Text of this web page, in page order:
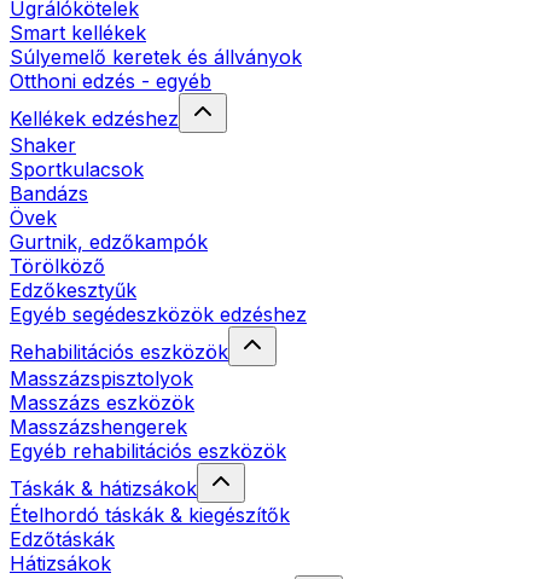
Ugrálókötelek
Smart kellékek
Súlyemelő keretek és állványok
Otthoni edzés - egyéb
Kellékek edzéshez
Shaker
Sportkulacsok
Bandázs
Övek
Gurtnik, edzőkampók
Törölköző
Edzőkesztyűk
Egyéb segédeszközök edzéshez
Rehabilitációs eszközök
Masszázspisztolyok
Masszázs eszközök
Masszázshengerek
Egyéb rehabilitációs eszközök
Táskák & hátizsákok
Ételhordó táskák & kiegészítők
Edzőtáskák
Hátizsákok